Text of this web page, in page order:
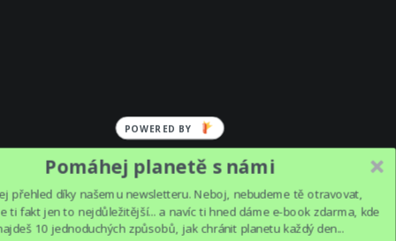
Pomáhej planetě s námi
přehled díky našemu newsletteru. Neboj, nebudeme tě otravovat,
ti fakt jen to nejdůležitější... a navíc ti hned dáme e-book zdarma, kde
10 jednoduchých způsobů, jak chránit planetu každý den...
POWERED
BY